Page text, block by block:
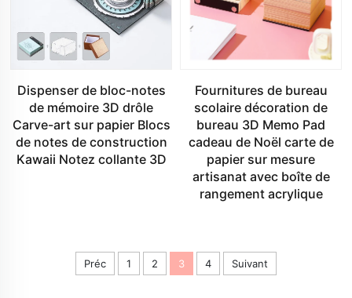
Dispenser de bloc-notes
de mémoire 3D drôle
Carve-art sur papier Blocs
de notes de construction
Kawaii Notez collante 3D
Fournitures de bureau
scolaire décoration de
bureau 3D Memo Pad
cadeau de Noël carte de
papier sur mesure
artisanat avec boîte de
rangement acrylique
Préc 1 2 3 4 Suivant